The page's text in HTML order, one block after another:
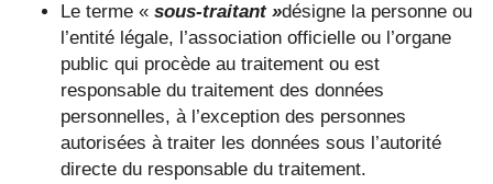
Le terme « sous-traitant »désigne la personne ou
l’entité légale, l’association officielle ou l’organe
public qui procède au traitement ou est
responsable du traitement des données
personnelles, à l’exception des personnes
autorisées à traiter les données sous l’autorité
directe du responsable du traitement.